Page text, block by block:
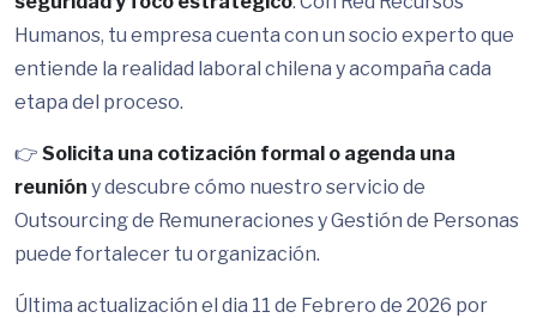
Humanos, tu empresa cuenta con un socio experto que
entiende la realidad laboral chilena y acompaña cada
etapa del proceso.
👉 Solicita una cotización formal o agenda una
reunión y descubre cómo nuestro servicio de
Outsourcing de Remuneraciones y Gestión de Personas
puede fortalecer tu organización.
Última actualización el dia 11 de Febrero de 2026 por